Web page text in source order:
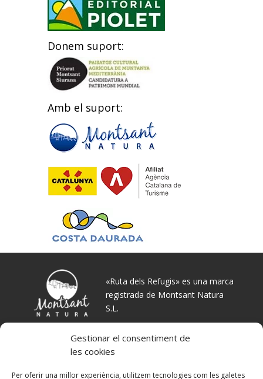
Gestionar el consentiment de
les cookies
Per oferir una millor experiència, utilitzem tecnologies com les galetes
Donem suport:
Amb el suport:
«Ruta dels Refugis» es una marca
registrada de Montsant Natura
S.L.
SiuranaTours (Agència GC-